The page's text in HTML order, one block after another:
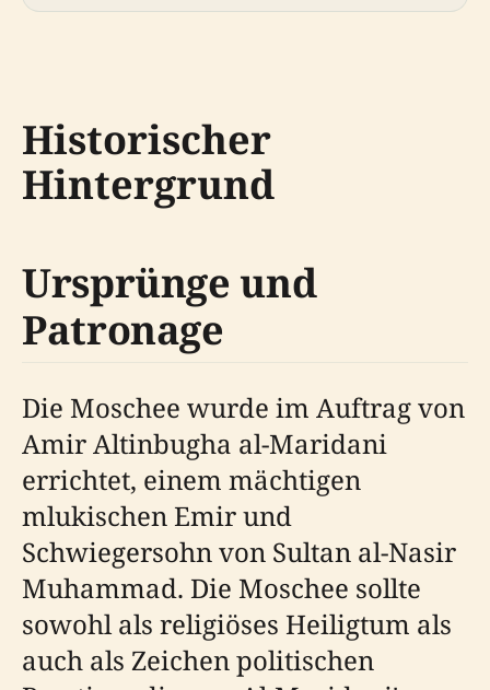
Historischer
Hintergrund
Ursprünge und
Patronage
Die Moschee wurde im Auftrag von
Amir Altinbugha al-Maridani
errichtet, einem mächtigen
mlukischen Emir und
Schwiegersohn von Sultan al-Nasir
Muhammad. Die Moschee sollte
sowohl als religiöses Heiligtum als
auch als Zeichen politischen